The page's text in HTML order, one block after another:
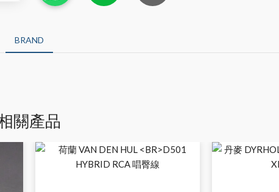
BRAND
關產品